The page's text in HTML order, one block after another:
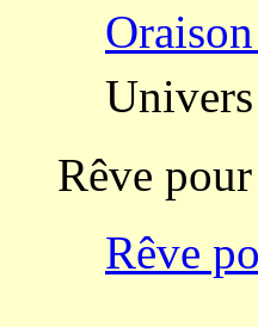
Rêve
Rêve